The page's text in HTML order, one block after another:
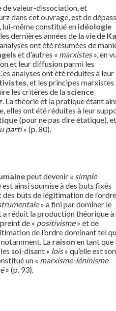
de valeur-dissociation, et
dans cet ouvrage, est de
même constitué enidéologie
dernières années de la vie de
ont été résumées de
et d’autres « marxistes», en
et leur diffusion parmi les
analyses ont été réduites à leur
, et les principes marxistes
les critères de la science
La théorie et la pratique étant
elles ont été réduites à leur
(pour ne pas dire étatique),
parti» (p. 80).
peut devenir « simple
est ainsi soumise à des buts fixés
des buts de légitimation de
» a fini par dominer le
a réduit la production théorique à
de « positivisme» et de
de l’ordre dominant tel
notamment. La raison en tant que
soi-disant « lois» qu’elle est
un « marxisme-léninisme
» (p. 93).